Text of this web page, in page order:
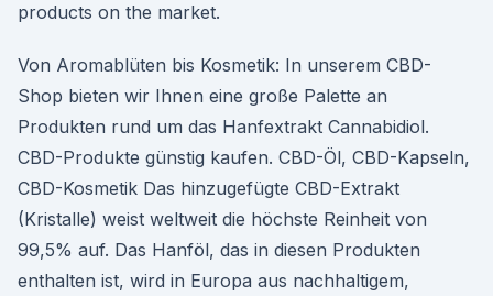
products on the market.
Von Aromablüten bis Kosmetik: In unserem CBD-
Shop bieten wir Ihnen eine große Palette an
Produkten rund um das Hanfextrakt Cannabidiol.
CBD-Produkte günstig kaufen. CBD-Öl, CBD-Kapseln,
CBD-Kosmetik Das hinzugefügte CBD-Extrakt
(Kristalle) weist weltweit die höchste Reinheit von
99,5% auf. Das Hanföl, das in diesen Produkten
enthalten ist, wird in Europa aus nachhaltigem,